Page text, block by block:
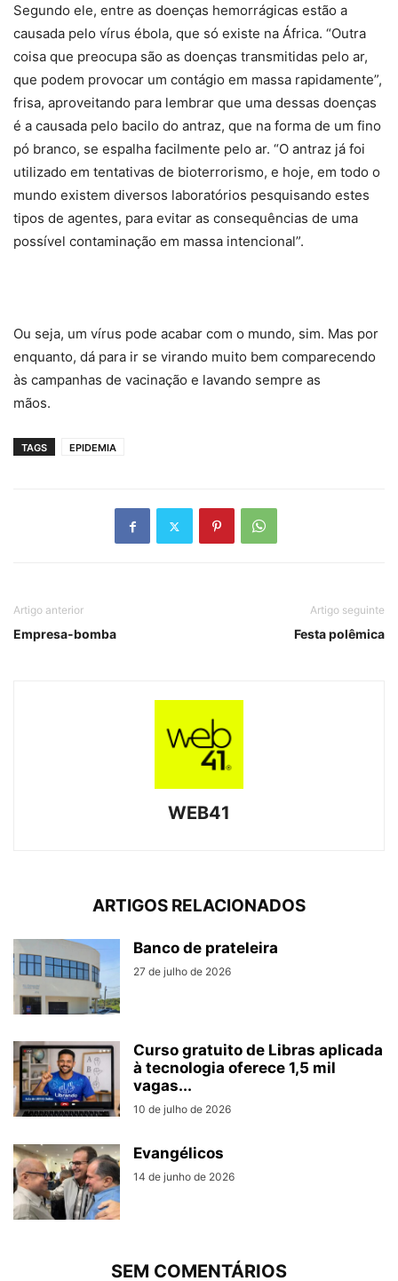
Segundo ele, entre as doenças hemorrágicas estão a
causada pelo vírus ébola, que só existe na África. “Outra
coisa que preocupa são as doenças transmitidas pelo ar,
que podem provocar um contágio em massa rapidamente”,
frisa, aproveitando para lembrar que uma dessas doenças
é a causada pelo bacilo do antraz, que na forma de um fino
pó branco, se espalha facilmente pelo ar. “O antraz já foi
utilizado em tentativas de bioterrorismo, e hoje, em todo o
mundo existem diversos laboratórios pesquisando estes
tipos de agentes, para evitar as consequências de uma
possível contaminação em massa intencional”.
Ou seja, um vírus pode acabar com o mundo, sim. Mas por
enquanto, dá para ir se virando muito bem comparecendo
às campanhas de vacinação e lavando sempre as
mãos.
TAGS EPIDEMIA
Artigo anterior
Empresa-bomba
Artigo seguinte
Festa polêmica
WEB41
ARTIGOS RELACIONADOS
Banco de prateleira
27 de julho de 2026
Curso gratuito de Libras aplicada
à tecnologia oferece 1,5 mil
vagas...
10 de julho de 2026
Evangélicos
14 de junho de 2026
SEM COMENTÁRIOS